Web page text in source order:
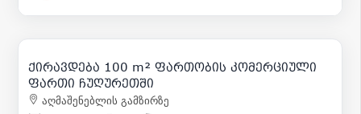
8
572 | m² 6
ქირავდება 100 m² ფართობის კომერციული
ფართი ჩუღურეთში
აღმაშენებლის გამზირზე